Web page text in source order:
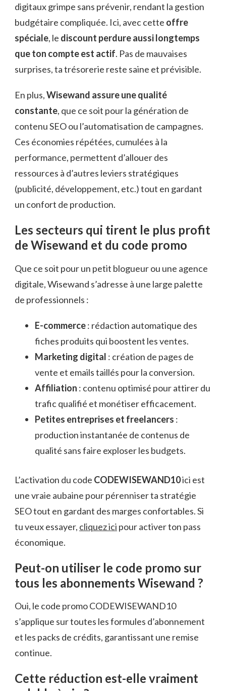
digitaux grimpe sans prévenir, rendant la gestion
budgétaire compliquée. Ici, avec cette offre
spéciale, le discount perdure aussi longtemps
que ton compte est actif. Pas de mauvaises
surprises, ta trésorerie reste saine et prévisible.
En plus,Wisewand assure une qualité
constante, que ce soit pour la génération de
contenu SEO ou l’automatisation de campagnes.
Ces économies répétées, cumulées à la
performance, permettent d’allouer des
ressources à d’autres leviers stratégiques
(publicité, développement, etc.) tout en gardant
un confort de production.
Les secteurs qui tirent le plus profit
de Wisewand et du code promo
Que ce soit pour un petit blogueur ou une agence
digitale, Wisewand s’adresse à une large palette
de professionnels :
E-commerce: rédaction automatique des
fiches produits qui boostent les ventes.
Marketing digital : création de pages de
vente et emails taillés pour la conversion.
Affiliation : contenu optimisé pour attirer du
trafic qualifié et monétiser efficacement.
Petites entreprises et freelancers :
production instantanée de contenus de
qualité sans faire exploser les budgets.
L’activation du code CODEWISEWAND10ici est
une vraie aubaine pour pérenniser ta stratégie
SEO tout en gardant des marges confortables. Si
tu veux essayer, cliquez ici pour activer ton pass
économique.
Peut-on utiliser le code promo sur
tous les abonnements Wisewand ?
Oui, le code promo CODEWISEWAND10
s’applique sur toutes les formules d’abonnement
et les packs de crédits, garantissant une remise
continue.
Cette réduction est-elle vraiment